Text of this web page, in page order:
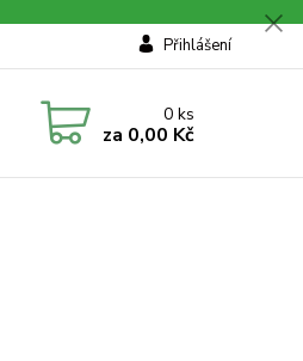
Přihlášení
0ks
za 0,00 Kč